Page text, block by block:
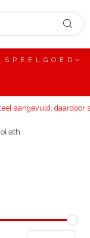
SPEELGOED
aangevuld, daardoor